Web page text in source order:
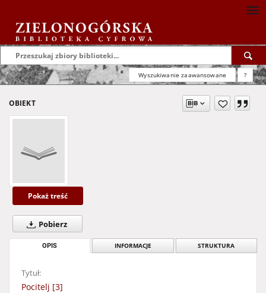
Wyszukiwanie zaawansowane ?
OBIEKT
Pokaż treść
Pobierz
OPIS INFORMACJE STRUKTURA
Tytuł:
Pocitelj [3]